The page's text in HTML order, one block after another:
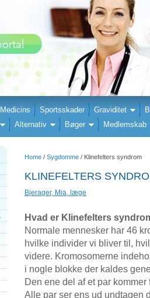
Medicins Sportsskader Graviditet
Alternativ Bøger Medlemskab
Home / Sygdomme / Klinefelters syndrom
KLINEFELTERS
Bjerager, Mia, læge
Hvad er Klinefelters
Normale mennesker har 46
hvilke individer vi bliver til,
videre. Kromosomerne
i nogle blokke der kaldes
Den ene del af et par
Alle par ser ens ud undtagen